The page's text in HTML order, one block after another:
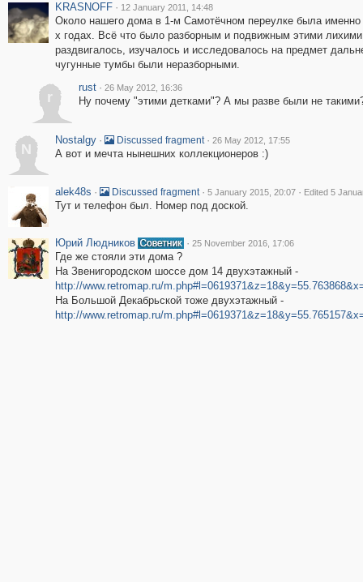
KRASNOFF · 12 January 2011, 14:48
Около нашего дома в 1-м Самотёчном переулке была
х годах. Всё что было разборным и подвижным этими
раздвигалось, изучалось и исследовалось на предмет
чугунные тумбы были неразборными.
r
rust · 26 May 2012, 16:36
Ну почему "этими детками"? А мы разве были не
N
Nostalgy · Discussed fragment · 26 May 2012, 17:55
А вот и мечта нынешних коллекционеров :)
alek48s · Discussed fragment · 5 January 2015, 20:07 · Edited 5
Тут и телефон был. Номер под доской.
Юрий Людников · 25 November 2016, 17:06
Где же стояли эти дома ?
На Звенигородском шоссе дом 14 двухэтажный -
http://www.retromap.ru/
На Большой Декабрьской тоже двухэтажный -
http://www.retromap.ru/